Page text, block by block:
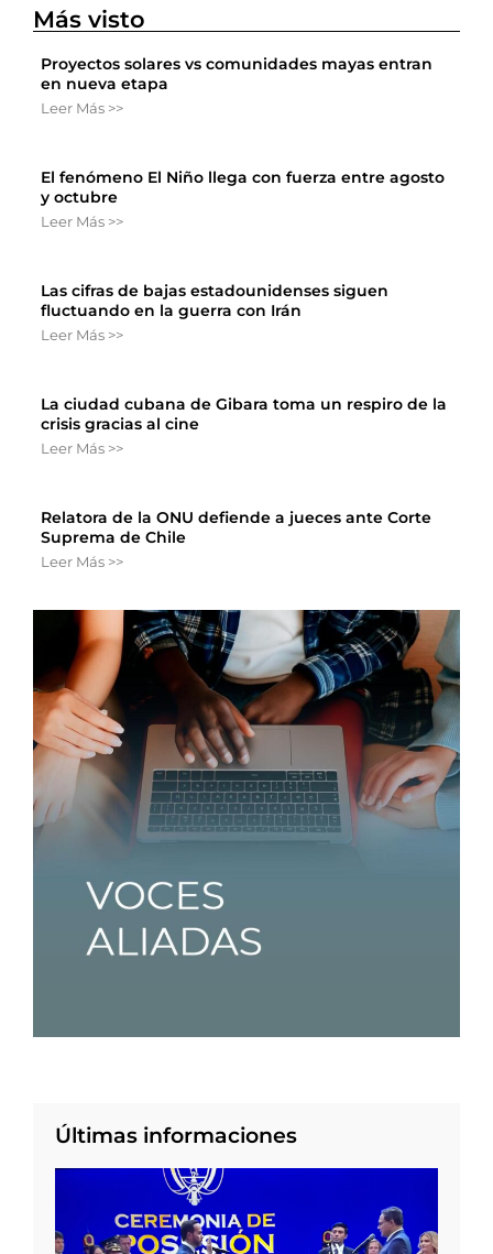
Más visto
Proyectos solares vs comunidades mayas entran
en nueva etapa
Leer Más >>
El fenómeno El Niño llega con fuerza entre agosto
y octubre
Leer Más >>
Las cifras de bajas estadounidenses siguen
fluctuando en la guerra con Irán
Leer Más >>
La ciudad cubana de Gibara toma un respiro de la
crisis gracias al cine
Leer Más >>
Relatora de la ONU defiende a jueces ante Corte
Suprema de Chile
Leer Más >>
Últimas informaciones